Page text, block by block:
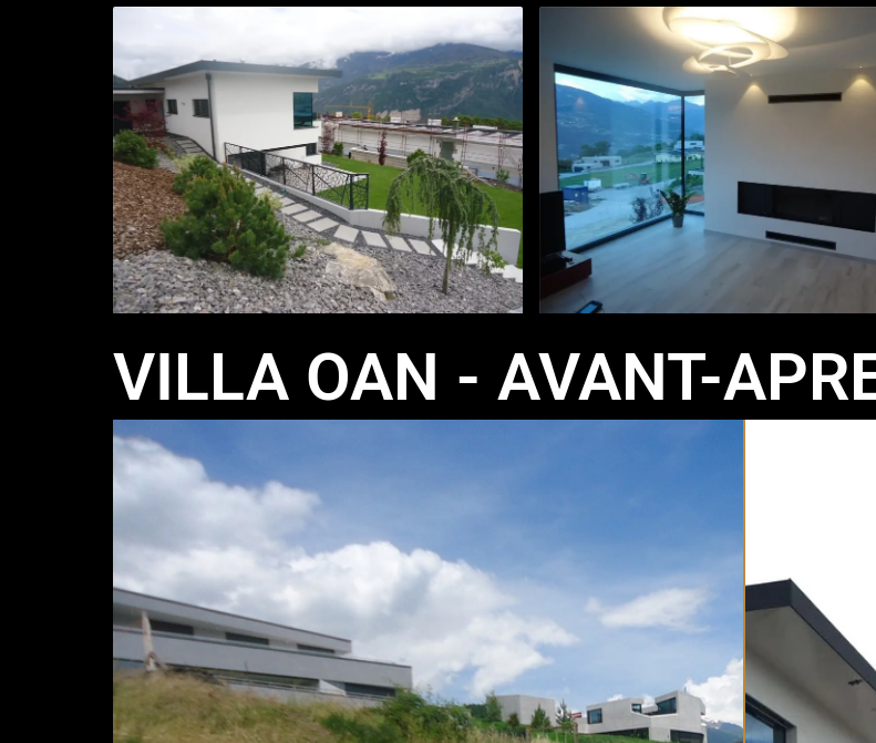
VILLA OAN - AVANT-